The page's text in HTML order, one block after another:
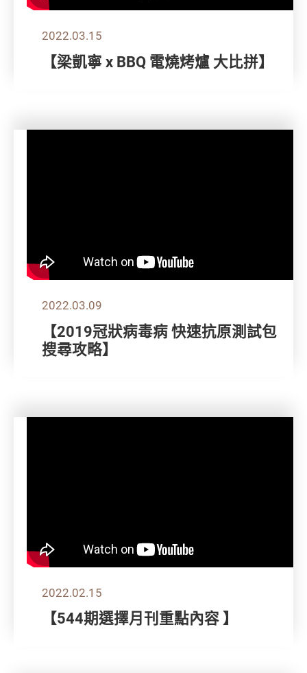
2022.03.15
【梁凱寧 x BBQ 電燒烤爐 大比拼】
2022.03.09
【2019冠狀病毒病 快速抗原測試包
搜尋攻略】
2022.02.15
【544期選擇月刊重點內容 】